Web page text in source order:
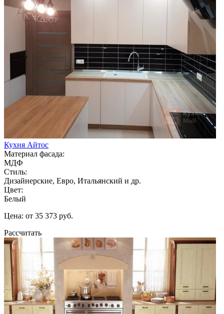
Кухня Айтос
Материал фасада:
МДФ
Стиль:
Дизайнерские, Евро, Итальянский и др.
Цвет:
Белый
Цена: от 35 373 руб.
Рассчитать